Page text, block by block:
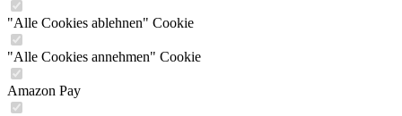
"Alle Cookies ablehnen" Cookie
"Alle Cookies annehmen" Cookie
Amazon Pay